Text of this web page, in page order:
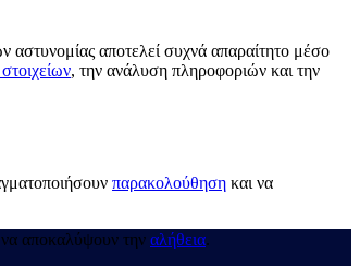
αποτελεί συχνά απαραίτητο μέσο
, την ανάλυση πληροφοριών και την
παρακολούθηση και να
αποκαλύψουν την αλήθεια.